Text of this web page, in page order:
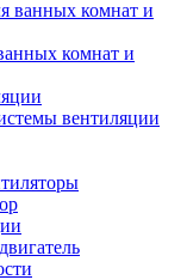
комнат и
вентиляции